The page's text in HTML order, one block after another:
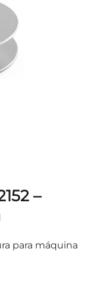
–
para máquina